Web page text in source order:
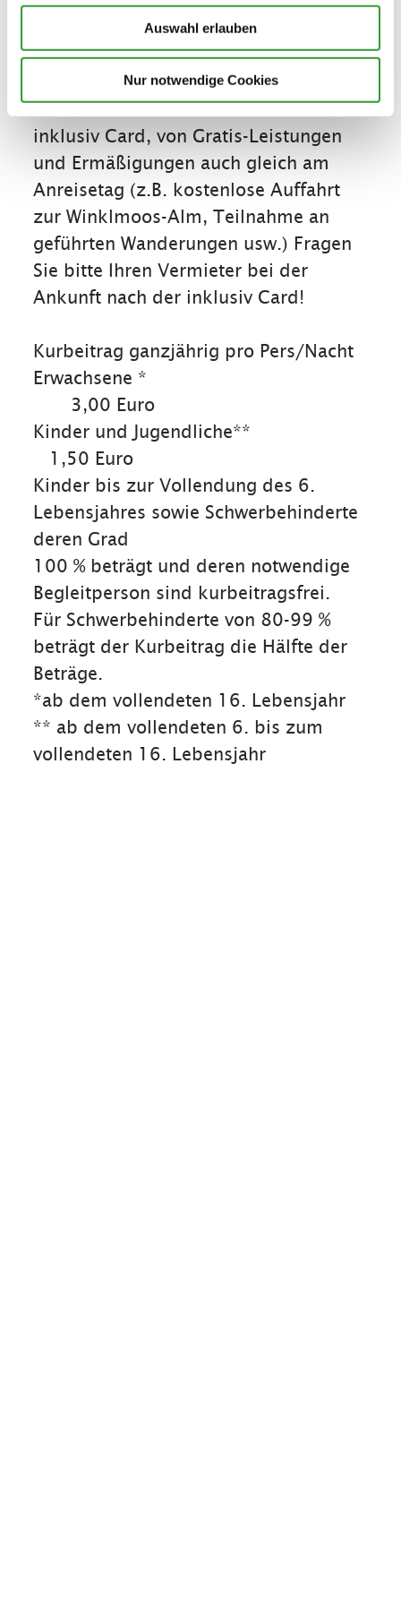
Auswahl erlauben
Nur notwendige Cookies
Konditionen/Extras
Profitieren Sie von den Vorteilen der
inklusiv Card, von Gratis-Leistungen
und Ermäßigungen auch gleich am
Anreisetag (z.B. kostenlose Auffahrt
zur Winklmoos-Alm, Teilnahme an
geführten Wanderungen usw.) Fragen
Sie bitte Ihren Vermieter bei der
Ankunft nach der inklusiv Card!
Kurbeitrag ganzjährig pro Pers/Nacht
Erwachsene *
3,00 Euro
Kinder und Jugendliche**
1,50 Euro
Kinder bis zur Vollendung des 6.
Lebensjahres sowie Schwerbehinderte
deren Grad
100 % beträgt und deren notwendige
Begleitperson sind kurbeitragsfrei.
Für Schwerbehinderte von 80-99 %
beträgt der Kurbeitrag die Hälfte der
Beträge.
*ab dem vollendeten 16. Lebensjahr
** ab dem vollendeten 6. bis zum
vollendeten 16. Lebensjahr